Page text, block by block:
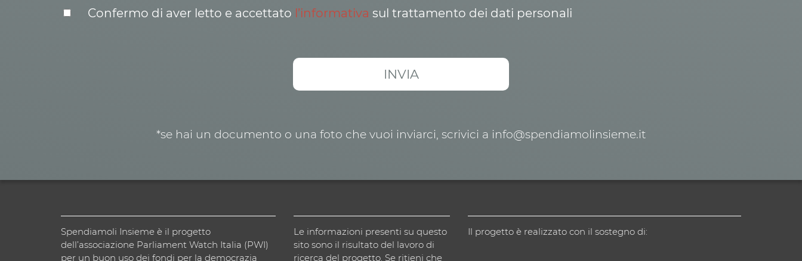
Confermo di aver letto e accettato l’informativa sul trattamento dei dati personali
*se hai un documento o una foto che vuoi inviarci, scrivici a info@spendiamolinsieme.it
Spendiamoli Insieme è il progetto
dell’associazione Parliament Watch Italia (PWI)
per un buon uso dei fondi per la democrazia
Le informazioni presenti su questo
sito sono il risultato del lavoro di
ricerca del progetto. Se ritieni che
Il progetto è realizzato con il sostegno di: